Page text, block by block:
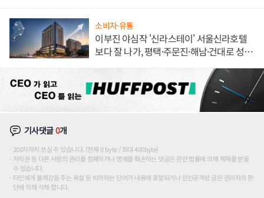
소비자·유통
이부진 야심작 '신라스테이' 서울신라호텔
보다 잘 나가, 평택·주문진·해남·건대로 성
기사댓글0개
200자까지 쓰실 수 있습니다. (현재 0 byte / 최대 400byte)
저작권 등 다른 사람의 권리를 침해하거나 명예를 훼손하는 댓글은 관련 법률에 의해 제재를 받을
수 있습니다.
타인에게 불쾌감을 주는 욕설 등 비하하는 단어가 내용에 포함되거나 인신공격성 글은 관리자의 판
단에 의해 삭제 합니다.